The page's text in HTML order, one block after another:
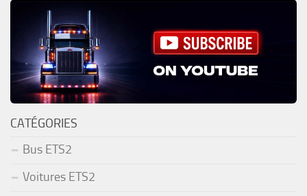
CATÉGORIES
Bus ETS2
Voitures ETS2